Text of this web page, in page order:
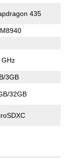
435
GHz
3GB
32GB